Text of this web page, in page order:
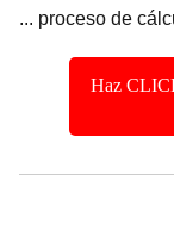
... proceso de
Haz